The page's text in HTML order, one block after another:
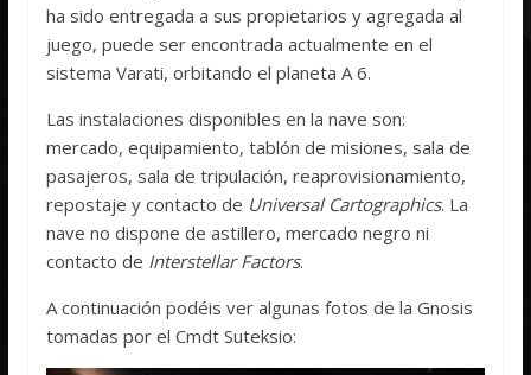
ha sido entregada a sus propietarios y agregada al
juego, puede ser encontrada actualmente en el
sistema Varati, orbitando el planeta A 6.
Las instalaciones disponibles en la nave son:
mercado, equipamiento, tablón de misiones, sala de
pasajeros, sala de tripulación, reaprovisionamiento,
repostaje y contacto de Universal Cartographics. La
nave no dispone de astillero, mercado negro ni
contacto de Interstellar Factors.
A continuación podéis ver algunas fotos de la Gnosis
tomadas por el Cmdt Suteksio: